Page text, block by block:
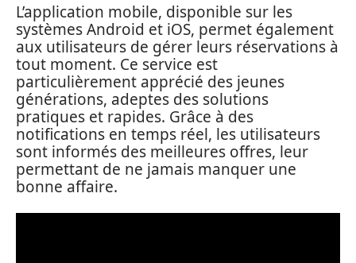
L’application mobile, disponible sur les
systèmes Android et iOS, permet également
aux utilisateurs de gérer leurs réservations à
tout moment. Ce service est
particulièrement apprécié des jeunes
générations, adeptes des solutions
pratiques et rapides. Grâce à des
notifications en temps réel, les utilisateurs
sont informés des meilleures offres, leur
permettant de ne jamais manquer une
bonne affaire.